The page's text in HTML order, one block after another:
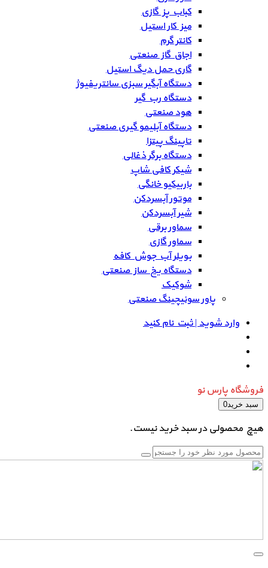
کباب پز گازی
میز کار استیل
کانتر گرم
اجاق گاز صنعتی
گاری حمل دیگ استیل
دستگاه آبگیر سبزی سانتریفیوژ
دستگاه رب گیر
هود صنعتی
دستگاه آبلیمو گیری صنعتی
تاپینگ پیتزا
دستگاه برگر ذغالی
شیکر کافی شاپ
باربیکیو خانگی
موتور آبسردکن
شیر آبسردکن
سماور برقی
سماور گازی
بویلر آب جوش کافه
دستگاه یخ ساز صنعتی
شوکیک
پاور سوئیچینگ صنعتی
وارد شوید | ثبت نام کنید
فروشگاه پارس نو
سبد خرید0
هیچ محصولی در سبد خرید نیست.